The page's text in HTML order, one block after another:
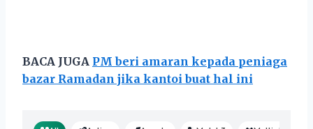
BACA JUGA PM beri amaran kepada peniaga
bazar Ramadan jika kantoi buat hal ini